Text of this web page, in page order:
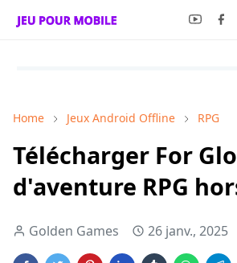
Home Jeux Android Offline RPG
Télécharger For
d'aventure RPG
Golden Games 26 janv., 2025